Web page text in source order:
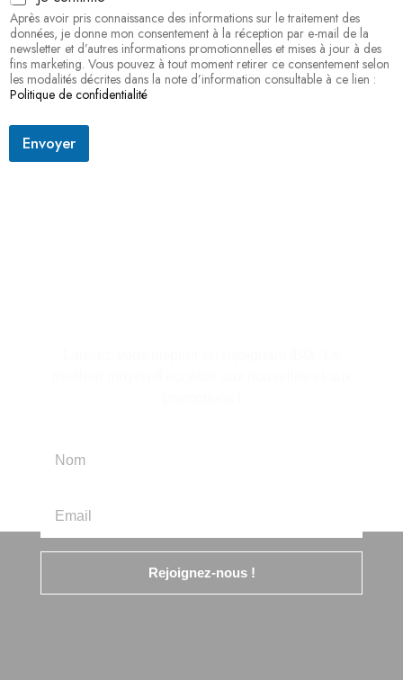
é
l
e
c
t
o
i
Après avoir pris connaissance des informations sur le traitement des
données, je donne mon consentement à la réception par e-mail de la
newsletter et d’autres informations promotionnelles et mises à jour à des
fins marketing. Vous pouvez à tout moment retirer ce consentement selon
les modalités décrites dans la note d’information consultable à ce lien :
Politique de confidentialité
Envoyer
Rejoignez-nous !